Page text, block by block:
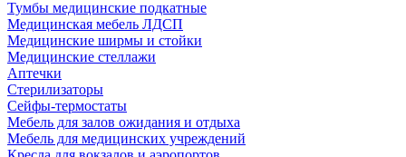
Тумбы медицинские подкатные
Медицинская мебель ЛДСП
Медицинские ширмы и стойки
Медицинские стеллажи
Аптечки
Стерилизаторы
Сейфы-термостаты
Мебель для залов ожидания и отдыха
Мебель для медицинских учреждений